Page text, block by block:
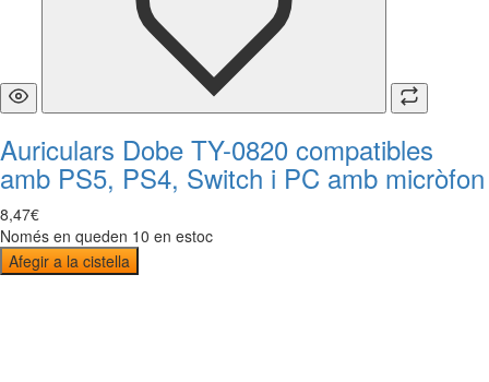
Auriculars Dobe TY-0820 compatibles
amb PS5, PS4, Switch i PC amb micròfon
8,47€
Només en queden 10 en estoc
Afegir a la cistella